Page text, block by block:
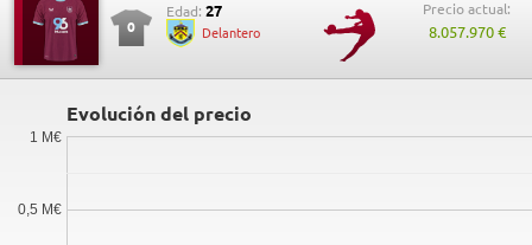
0
Edad: 27
Delantero
Precio actual:
8.057.970 €
Evolución del precio
0,5 M€
1 M€